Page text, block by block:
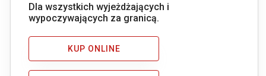
Dla wszystkich wyjeżdżających i
wypoczywających za granicą.
KUP ONLINE